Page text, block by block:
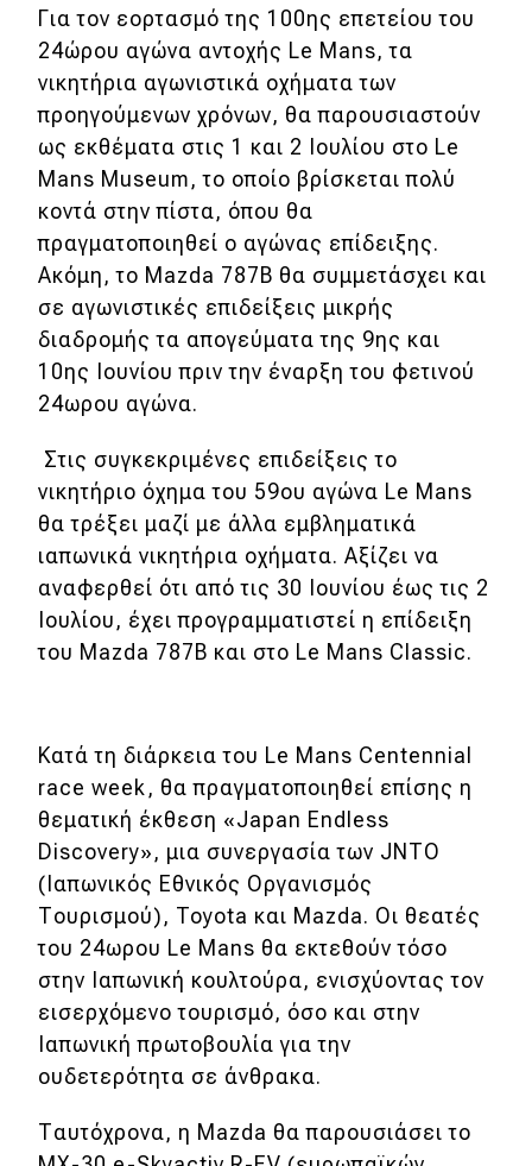
WRC
Motorsport
Eco
Νέα
Τεχνολογία
Mobility
Σταθμοί φόρτισης
Νέα
Παρουσιάσεις
DRIVE Away
Μεταχειρισμένο
Οδηγός αγοράς
Συμβουλές
Χρηστικά
Συμβουλές
ΚΤΕΟ
Οδική βοήθεια
Για τον εορτασμό της 100ης επετείου του
24ώρου αγώνα αντοχής Le Mans, τα
νικητήρια αγωνιστικά οχήματα των
προηγούμενων χρόνων, θα παρουσιαστούν
ως εκθέματα στις 1 και 2 Ιουλίου στο Le
Mans Museum, το οποίο βρίσκεται πολύ
κοντά στην πίστα, όπου θα
πραγματοποιηθεί ο αγώνας επίδειξης.
Ακόμη, το Mazda 787B θα συμμετάσχει και
σε αγωνιστικές επιδείξεις μικρής
διαδρομής τα απογεύματα της 9ης και
10ης Ιουνίου πριν την έναρξη του φετινού
24ωρου αγώνα.
Στις συγκεκριμένες επιδείξεις το
νικητήριο όχημα του 59ου αγώνα Le Mans
θα τρέξει μαζί με άλλα εμβληματικά
ιαπωνικά νικητήρια οχήματα. Αξίζει να
αναφερθεί ότι από τις 30 Ιουνίου έως τις 2
Ιουλίου, έχει προγραμματιστεί η επίδειξη
του Mazda 787B και στο Le Mans Classic.
Κατά τη διάρκεια του Le Mans Centennial
race week, θα πραγματοποιηθεί επίσης η
θεματική έκθεση «Japan Endless
Discovery», μια συνεργασία των JNTO
(Ιαπωνικός Εθνικός Οργανισμός
Τουρισμού), Toyota και Mazda. Οι θεατές
του 24ωρου Le Mans θα εκτεθούν τόσο
στην Ιαπωνική κουλτούρα, ενισχύοντας τον
εισερχόμενο τουρισμό, όσο και στην
Ιαπωνική πρωτοβουλία για την
ουδετερότητα σε άνθρακα.
Ταυτόχρονα, η Mazda θα παρουσιάσει το